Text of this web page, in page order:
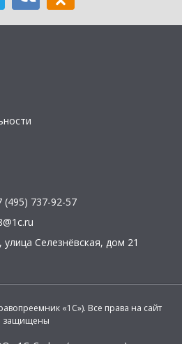
(495) 737-92-57
, улица Селезнёвская, дом 21
«1С»). Все права на сайт
защищены